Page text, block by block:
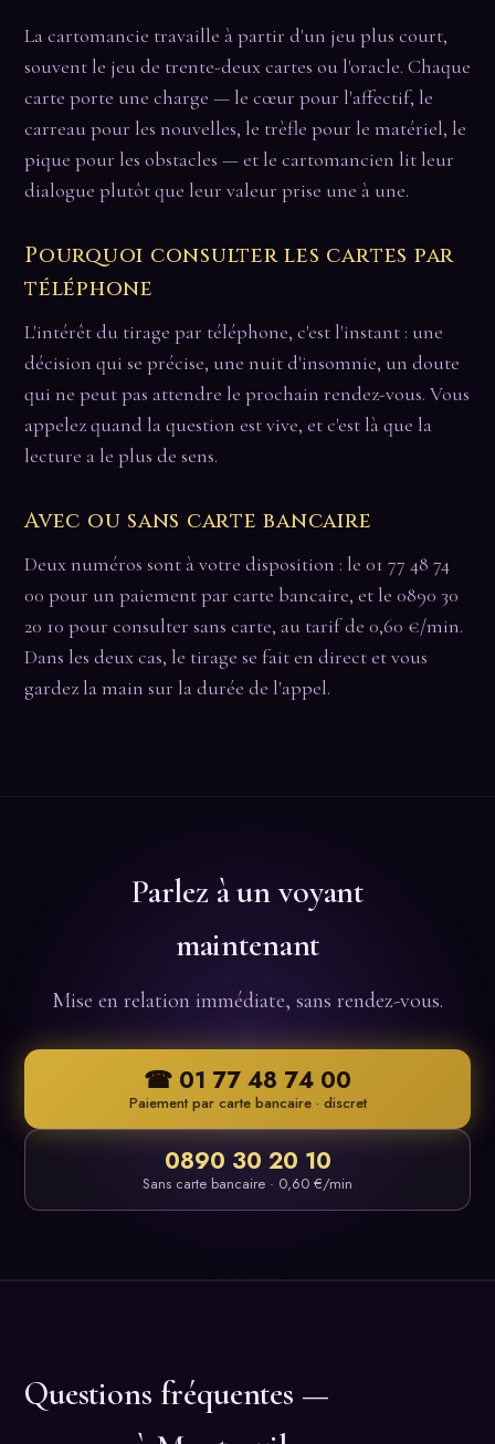
La cartomancie travaille à partir d'un jeu plus court,
souvent le jeu de trente-deux cartes ou l'oracle. Chaque
carte porte une charge — le cœur pour l'affectif, le
carreau pour les nouvelles, le trèfle pour le matériel, le
pique pour les obstacles — et le cartomancien lit leur
dialogue plutôt que leur valeur prise une à une.
Pourquoi consulter les cartes par
téléphone
L'intérêt du tirage par téléphone, c'est l'instant : une
décision qui se précise, une nuit d'insomnie, un doute
qui ne peut pas attendre le prochain rendez-vous. Vous
appelez quand la question est vive, et c'est là que la
lecture a le plus de sens.
Avec ou sans carte bancaire
Deux numéros sont à votre disposition : le 01 77 48 74
00 pour un paiement par carte bancaire, et le 0890 30
20 10 pour consulter sans carte, au tarif de 0,60 €/min.
Dans les deux cas, le tirage se fait en direct et vous
gardez la main sur la durée de l'appel.
Parlez à un voyant
maintenant
Mise en relation immédiate, sans rendez-vous.
☎ 01 77 48 74 00
Paiement par carte bancaire · discret
0890 30 20 10
Sans carte bancaire · 0,60 €/min
Questions fréquentes —